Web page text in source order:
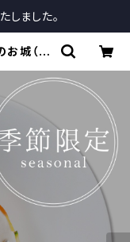
ました。
お城（販